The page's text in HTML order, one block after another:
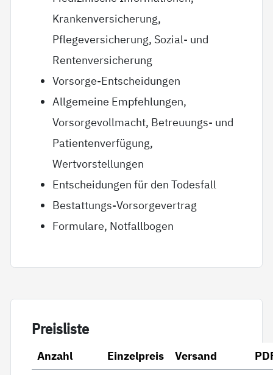
Krankenversicherung,
Pflegeversicherung, Sozial- und
Rentenversicherung
Vorsorge-Entscheidungen
Allgemeine Empfehlungen,
Vorsorgevollmacht, Betreuungs- und
Patientenverfügung,
Wertvorstellungen
Entscheidungen für den Todesfall
Bestattungs-Vorsorgevertrag
Formulare, Notfallbogen
Preis­lis­te
Anzahl Einzelpreis Versand